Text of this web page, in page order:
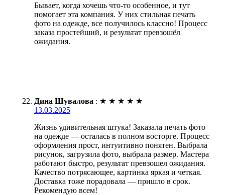
Бывает, когда хочешь что-то особенное, и тут
помогает эта компания. У них стильная печать
фото на одежде, все получилось классно! Процесс
заказа простейший, и результат превзошёл
ожидания.
Дина Шувалова : ★ ★ ★ ★ ★
13.03.2025
Жизнь удивительная штука! Заказала печать фото
на одежде — осталась в полном восторге. Процесс
оформления прост, интуитивно понятен. Выбрала
рисунок, загрузила фото, выбрала размер. Мастера
работают быстро, результат превзошел ожидания.
Качество потрясающее, картинка яркая и четкая.
Доставка тоже порадовала — пришло в срок.
Рекомендую всем!